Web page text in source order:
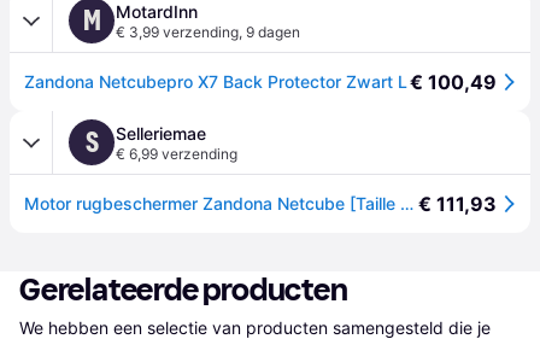
M MotardInn
€ 3,99 verzending, 9 dagen
Zandona Netcubepro X7 Back Protector Zwart L€ 100,49
S Selleriemae
€ 6,99 verzending
Motor rugbeschermer Zandona Netcube [Taille L] - Noir € 111,93
Gerelateerde producten
We hebben een selectie van producten samengesteld die je